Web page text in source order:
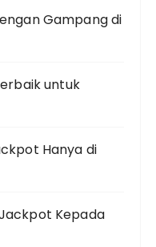
Gampang di
untuk
Hanya di
Kepada